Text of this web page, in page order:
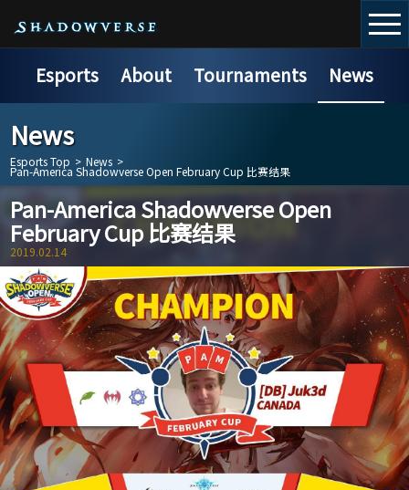
Esports About Tournaments News
News
Esports Top > News >
Pan-America Shadowverse Open February Cup 比赛结果
Pan-America Shadowverse Open
February Cup 比赛结果
2019.02.14